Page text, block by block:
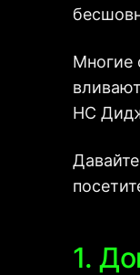
Многие
НС
1.